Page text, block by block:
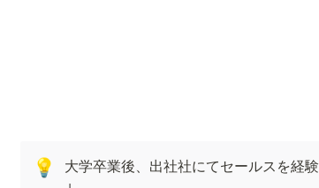
💡
大学卒業後、出社社にてセールスを経験